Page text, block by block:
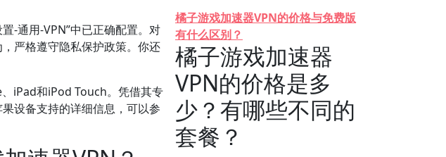
-通用-VPN”中已正确配置。对
严格遵守隐私保护政策。你还
iPad和iPod Touch。凭借其专
设备支持的详细信息，可以参
橘子游戏加速器VPN的价格与免费版
有什么区别？
橘子游戏加速器
VPN的价格是多
少？有哪些不同的
套餐？